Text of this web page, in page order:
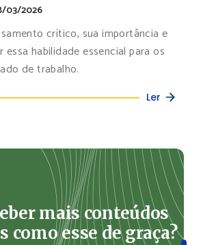
03/2026
crítico, sua importância e
habilidade essencial para os
de trabalho.
Ler
mais conteúdos
esse de graça?